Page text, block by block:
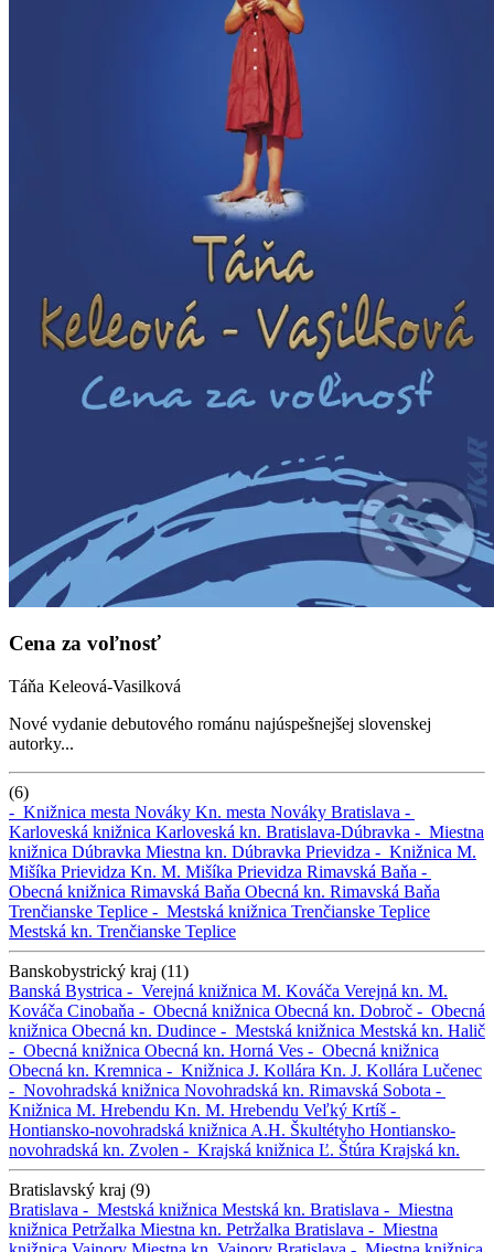
Cena za voľnosť
Táňa Keleová-Vasilková
Nové vydanie debutového románu najúspešnejšej slovenskej
autorky...
(6)
- Knižnica mesta Nováky Kn. mesta Nováky Bratislava -
Karloveská knižnica Karloveská kn. Bratislava-Dúbravka - Miestna
knižnica Dúbravka Miestna kn. Dúbravka Prievidza - Knižnica M.
Mišíka Prievidza Kn. M. Mišíka Prievidza Rimavská Baňa -
Obecná knižnica Rimavská Baňa Obecná kn. Rimavská Baňa
Trenčianske Teplice - Mestská knižnica Trenčianske Teplice
Mestská kn. Trenčianske Teplice
Banskobystrický kraj (11)
Banská Bystrica - Verejná knižnica M. Kováča Verejná kn. M.
Kováča Cinobaňa - Obecná knižnica Obecná kn. Dobroč - Obecná
knižnica Obecná kn. Dudince - Mestská knižnica Mestská kn. Halič
- Obecná knižnica Obecná kn. Horná Ves - Obecná knižnica
Obecná kn. Kremnica - Knižnica J. Kollára Kn. J. Kollára Lučenec
- Novohradská knižnica Novohradská kn. Rimavská Sobota -
Knižnica M. Hrebendu Kn. M. Hrebendu Veľký Krtíš -
Hontiansko-novohradská knižnica A.H. Škultétyho Hontiansko-
novohradská kn. Zvolen - Krajská knižnica Ľ. Štúra Krajská kn.
Bratislavský kraj (9)
Bratislava - Mestská knižnica Mestská kn. Bratislava - Miestna
knižnica Petržalka Miestna kn. Petržalka Bratislava - Miestna